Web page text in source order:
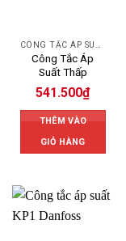
Công Tắc Áp
Suất Thấp
541.500₫
THÊM VÀO
GIỎ HÀNG